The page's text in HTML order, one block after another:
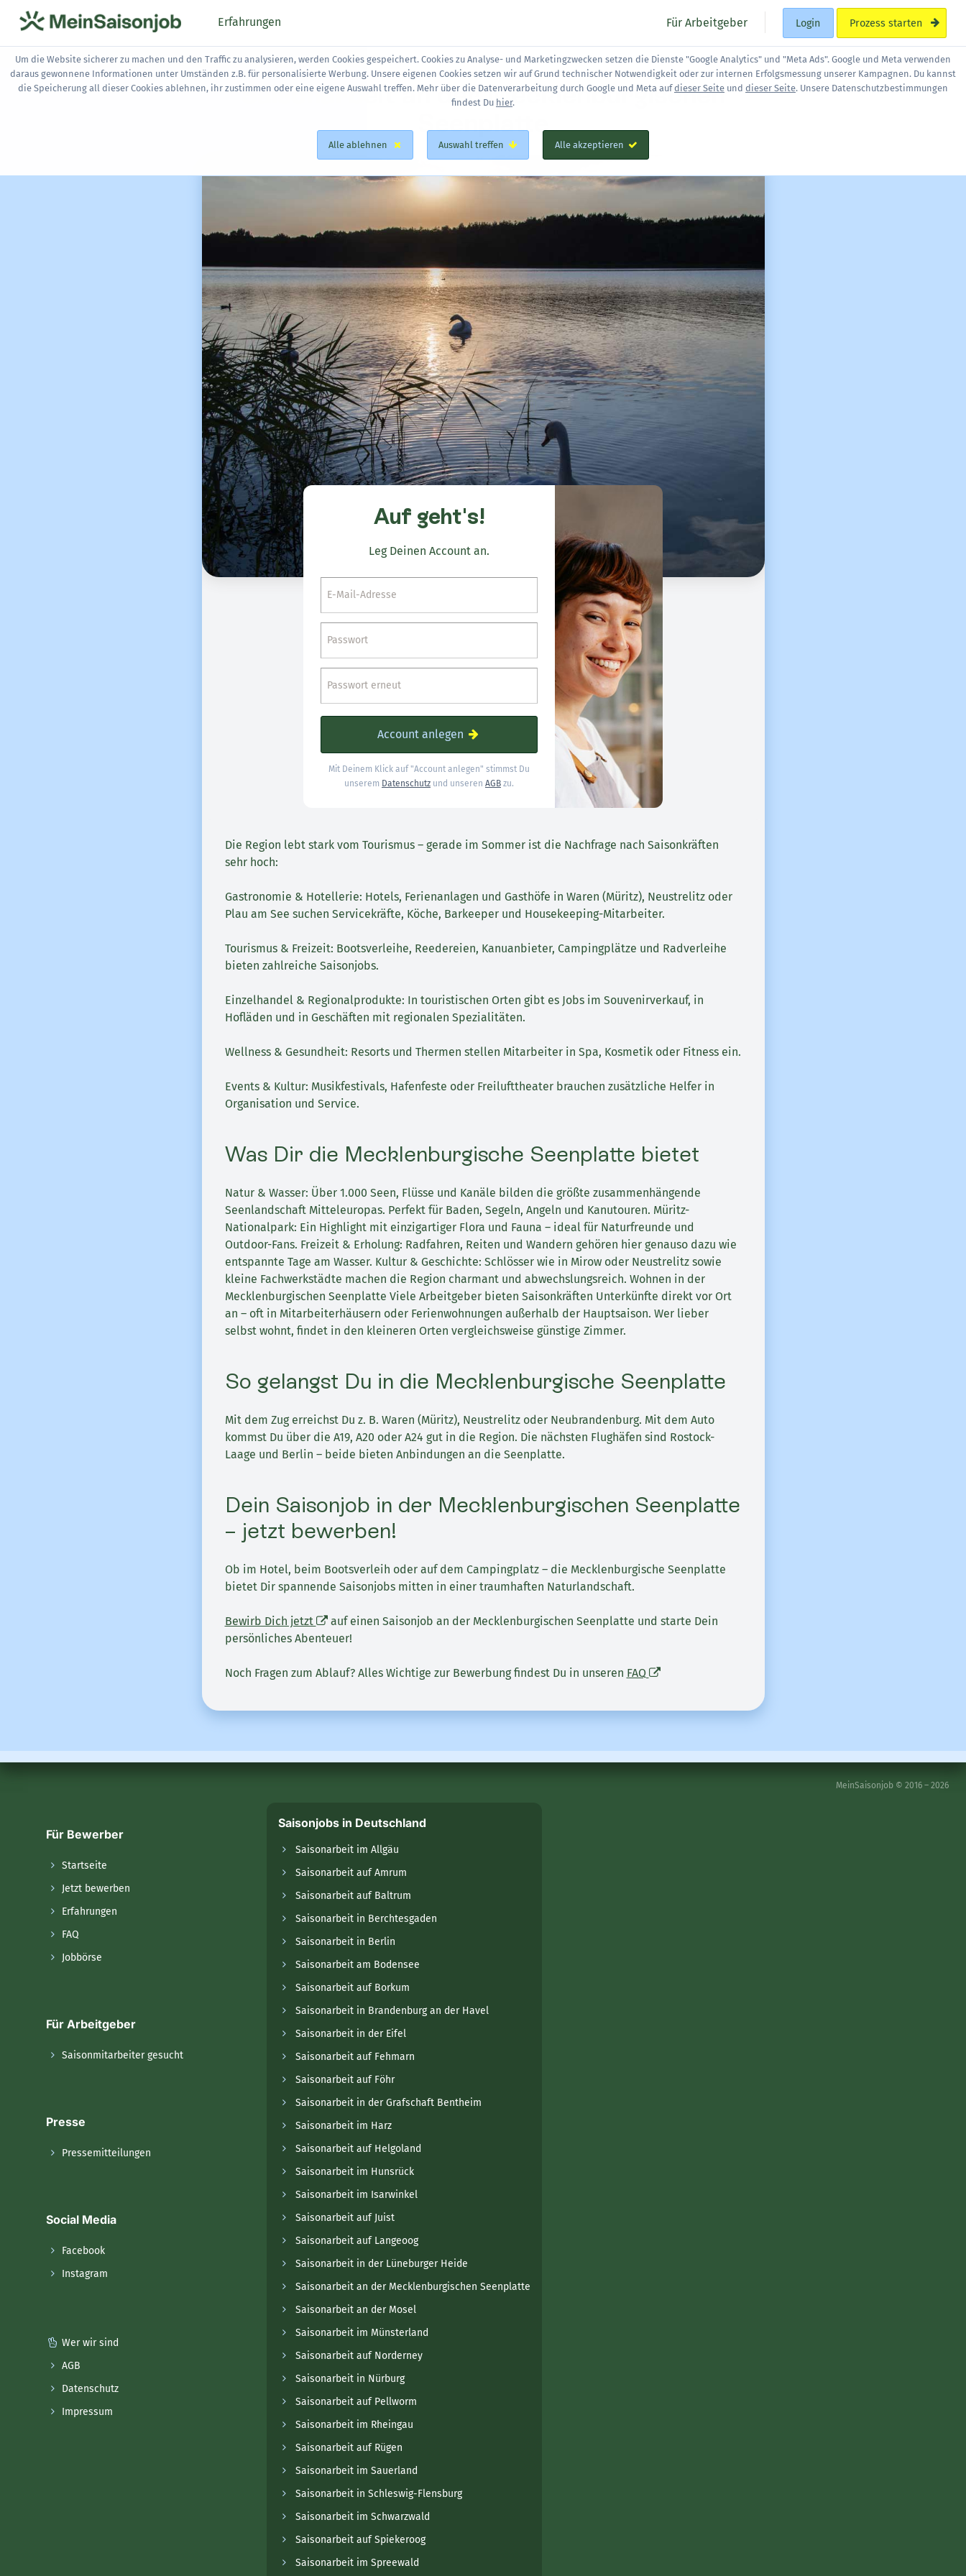
Erfahrungen Für Arbeitgeber Login Prozess starten
Um die Website sicherer zu machen und den Traffic zu analysieren, werden Cookies gespeichert. Cookies zu Analyse- und Marketingzwecken setzen die Dienste "Google Analytics" und "Meta Ads". Google und Meta verwenden
daraus gewonnene Informationen unter Umständen z.B. für personalisierte Werbung. Unsere eigenen Cookies setzen wir auf Grund technischer Notwendigkeit oder zur internen Erfolgsmessung unserer Kampagnen. Du kannst
die Speicherung all dieser Cookies ablehnen, ihr zustimmen oder eine eigene Auswahl treffen. Mehr über die Datenverarbeitung durch Google und Meta aufdieser Seite und dieser Seite. Unsere Datenschutzbestimmungen
findest Du hier.
Alle ablehnen Auswahl treffen Alle akzeptieren
Saisonarbeit an der Mecklenburgischen
Seenplatte
Auf geht's!
Leg Deinen Account an.
E-Mail-Adresse
Passwort
Passwort erneut
Account anlegen
Mit Deinem Klick auf "Account anlegen" stimmst Du
unserem Datenschutz und unseren AGB zu.
Die Region lebt stark vom Tourismus – gerade im Sommer ist die Nachfrage nach Saisonkräften
sehr hoch:
Gastronomie & Hotellerie: Hotels, Ferienanlagen und Gasthöfe in Waren (Müritz), Neustrelitz oder
Plau am See suchen Servicekräfte, Köche, Barkeeper und Housekeeping-Mitarbeiter.
Tourismus & Freizeit: Bootsverleihe, Reedereien, Kanuanbieter, Campingplätze und Radverleihe
bieten zahlreiche Saisonjobs.
Einzelhandel & Regionalprodukte: In touristischen Orten gibt es Jobs im Souvenirverkauf, in
Hofläden und in Geschäften mit regionalen Spezialitäten.
Wellness & Gesundheit: Resorts und Thermen stellen Mitarbeiter in Spa, Kosmetik oder Fitness ein.
Events & Kultur: Musikfestivals, Hafenfeste oder Freilufttheater brauchen zusätzliche Helfer in
Organisation und Service.
Was Dir die Mecklenburgische Seenplatte bietet
Natur & Wasser: Über 1.000 Seen, Flüsse und Kanäle bilden die größte zusammenhängende
Seenlandschaft Mitteleuropas. Perfekt für Baden, Segeln, Angeln und Kanutouren. Müritz-
Nationalpark: Ein Highlight mit einzigartiger Flora und Fauna – ideal für Naturfreunde und
Outdoor-Fans. Freizeit & Erholung: Radfahren, Reiten und Wandern gehören hier genauso dazu wie
entspannte Tage am Wasser. Kultur & Geschichte: Schlösser wie in Mirow oder Neustrelitz sowie
kleine Fachwerkstädte machen die Region charmant und abwechslungsreich. Wohnen in der
Mecklenburgischen Seenplatte Viele Arbeitgeber bieten Saisonkräften Unterkünfte direkt vor Ort
an – oft in Mitarbeiterhäusern oder Ferienwohnungen außerhalb der Hauptsaison. Wer lieber
selbst wohnt, findet in den kleineren Orten vergleichsweise günstige Zimmer.
So gelangst Du in die Mecklenburgische Seenplatte
Mit dem Zug erreichst Du z. B. Waren (Müritz), Neustrelitz oder Neubrandenburg. Mit dem Auto
kommst Du über die A19, A20 oder A24 gut in die Region. Die nächsten Flughäfen sind Rostock-
Laage und Berlin – beide bieten Anbindungen an die Seenplatte.
Dein Saisonjob in der Mecklenburgischen Seenplatte
– jetzt bewerben!
Ob im Hotel, beim Bootsverleih oder auf dem Campingplatz – die Mecklenburgische Seenplatte
bietet Dir spannende Saisonjobs mitten in einer traumhaften Naturlandschaft.
Bewirb Dich jetzt
auf einen Saisonjob an der Mecklenburgischen Seenplatte und starte Dein
persönliches Abenteuer!
Noch Fragen zum Ablauf? Alles Wichtige zur Bewerbung findest Du in unseren FAQ
MeinSaisonjob © 2016 – 2026
Für Bewerber
Startseite
Jetzt bewerben
Erfahrungen
FAQ
Jobbörse
Für Arbeitgeber
Saisonmitarbeiter gesucht
Presse
Pressemitteilungen
Social Media
Facebook
Instagram
Wer wir sind
AGB
Datenschutz
Impressum
Saisonjobs in Deutschland
Saisonarbeit im Allgäu
Saisonarbeit auf Amrum
Saisonarbeit auf Baltrum
Saisonarbeit in Berchtesgaden
Saisonarbeit in Berlin
Saisonarbeit am Bodensee
Saisonarbeit auf Borkum
Saisonarbeit in Brandenburg an der Havel
Saisonarbeit in der Eifel
Saisonarbeit auf Fehmarn
Saisonarbeit auf Föhr
Saisonarbeit in der Grafschaft Bentheim
Saisonarbeit im Harz
Saisonarbeit auf Helgoland
Saisonarbeit im Hunsrück
Saisonarbeit im Isarwinkel
Saisonarbeit auf Juist
Saisonarbeit auf Langeoog
Saisonarbeit in der Lüneburger Heide
Saisonarbeit an der Mecklenburgischen Seenplatte
Saisonarbeit an der Mosel
Saisonarbeit im Münsterland
Saisonarbeit auf Norderney
Saisonarbeit in Nürburg
Saisonarbeit auf Pellworm
Saisonarbeit im Rheingau
Saisonarbeit auf Rügen
Saisonarbeit im Sauerland
Saisonarbeit in Schleswig-Flensburg
Saisonarbeit im Schwarzwald
Saisonarbeit auf Spiekeroog
Saisonarbeit im Spreewald